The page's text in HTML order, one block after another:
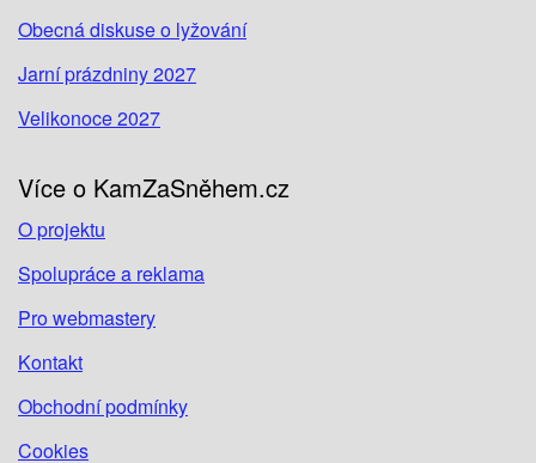
Obecná diskuse o lyžování
Jarní prázdniny 2027
Velikonoce 2027
Více o KamZaSněhem.cz
O projektu
Spolupráce a reklama
Pro webmastery
Kontakt
Obchodní podmínky
Cookies